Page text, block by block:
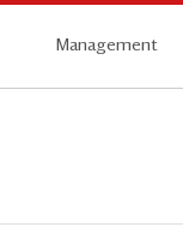
Management